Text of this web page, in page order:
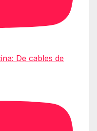
De cables de